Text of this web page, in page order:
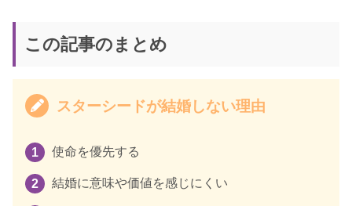
この記事のまとめ
スターシードが結婚しない理由
使命を優先する
結婚に意味や価値を感じにくい